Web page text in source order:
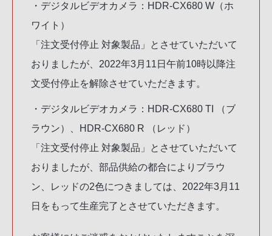
・デジタルビデオカメラ：HDR-CX680 W（ホ
ワイト）
「注文受付停止 対象製品」とさせていただいて
おりましたが、2022年3月11日午前10時以降注
文受付停止を解除させていただきます。
・デジタルビデオカメラ：HDR-CX680 TI （ブ
ラウン）、HDR-CX680 R （レッド）
「注文受付停止 対象製品」とさせていただいて
おりましたが、部品供給の都合によりブラウ
ン、レッドの2色につきましては、2022年3月11
日をもって生産完了とさせていただきます。